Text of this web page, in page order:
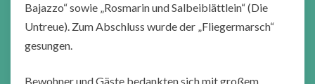
Bajazzo“ sowie „Rosmarin und Salbeiblättlein“ (Die
Untreue). Zum Abschluss wurde der „Fliegermarsch“
gesungen.
Bewohner und Gäste bedankten sich mit großem